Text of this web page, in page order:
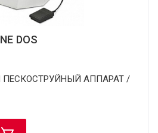
DOS
ПЕСКОСТРУЙНЫЙ АППАРАТ /